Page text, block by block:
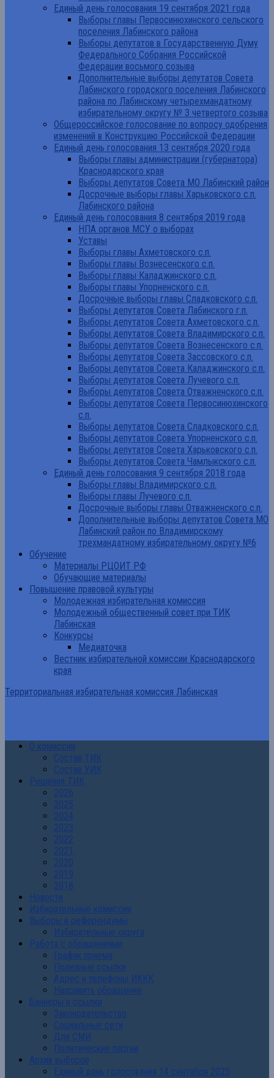
Единый день голосования 19 сентября 2021 года
Выборы главы Первосинюхинского сельского
поселения Лабинского района
Выборы депутатов в Государственную Думу
Федерального Собрания Российской
Федерации восьмого созыва
Дополнительные выборы депутатов Совета
Лабинского городского поселения Лабинского
района по Лабинскому четырехмандатному
избирательному округу № 3 четвертого созыва
Общероссийское голосование по вопросу одобрения
изменений в Конструкцию Российской Федерации
Единый день голосования 13 сентября 2020 года
Выборы главы администрации (губернатора)
Краснодарского края
Выборы депутатов Совета МО Лабинский район
Досрочные выборы главы Харьковского с.п.
Лабинского района
Единый день голосования 8 сентября 2019 года
НПА органов МСУ о выборах
Уставы
Выборы главы Ахметовского с.п.
Выборы главы Вознесенского с.п.
Выборы главы Каладжинского с.п.
Выборы главы Упорненского с.п.
Досрочные выборы главы Сладковского с.п.
Выборы депутатов Совета Лабинского г.п.
Выборы депутатов Совета Ахметовского с.п.
Выборы депутатов Совета Владимирского с.п.
Выборы депутатов Совета Вознесенского с.п.
Выборы депутатов Совета Зассовского с.п.
Выборы депутатов Совета Каладжинского с.п.
Выборы депутатов Совета Лучевого с.п.
Выборы депутатов Совета Отважненского с.п.
Выборы депутатов Совета Первосинюхинского
с.п.
Выборы депутатов Совета Сладковского с.п.
Выборы депутатов Совета Упорненского с.п.
Выборы депутатов Совета Харьковского с.п.
Выборы депутатов Совета Чамлыкского с.п.
Единый день голосования 9 сентября 2018 года
Выборы главы Владимирского с.п.
Выборы главы Лучевого с.п.
Досрочные выборы главы Отважненского с.п.
Дополнительные выборы депутатов Совета МО
Лабинский район по Владимирскому
трехмандатному избирательному округу №6
Обучение
Материалы РЦОИТ РФ
Обучающие материалы
Повышение правовой культуры
Молодежная избирательная комиссия
Молодежный общественный совет при ТИК
Лабинская
Конкурсы
Медиаточка
Вестник избирательной комиссии Краснодарского
края
Территориальная избирательная комиссия Лабинская
О комиссии
Состав ТИК
Состав УИК
Решения ТИК
2026
2025
2024
2023
2022
2021
2020
2019
2018
Новости
Избирательные комиссии
Выборы и референдумы
Избирательные округа
Работа с обращениями
График приема
Полезные ссылки
Адрес и телефоны ИККК
Направить обращение
Баннеры и ссылки
Законодательство
Социальные сети
Для СМИ
Политические партии
Архив выборов
Единый день голосования 14 сентября 2025